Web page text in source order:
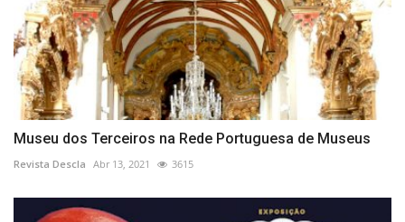
Museu dos Terceiros na Rede Portuguesa de Museus
Revista Descla Abr 13, 2021 3615